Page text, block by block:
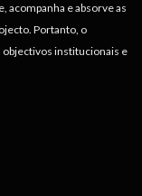
acompanha e absorve as
Portanto, o
objectivos institucionais e